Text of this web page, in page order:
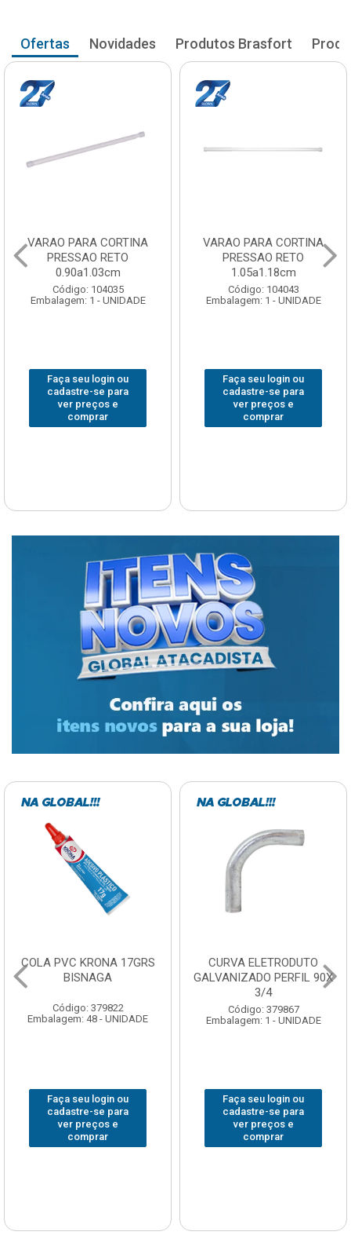
Ofertas Novidades Produtos Brasfort
VARAO PARA CORTINA
PRESSAO RETO
0.90a1.03cm
Código: 104035
Embalagem: 1 - UNIDADE
Faça seu login ou
cadastre-se para
ver preços e
comprar
VARAO PARA CORTINA
PRESSAO RETO
1.05a1.18cm
Código: 104043
Embalagem: 1 - UNIDADE
Faça seu login ou
cadastre-se para
ver preços e
comprar
COLA PVC KRONA 17GRS
BISNAGA
Código: 379822
Embalagem: 48 - UNIDADE
Faça seu login ou
cadastre-se para
ver preços e
comprar
CURVA ELETRODUTO
GALVANIZADO PERFIL 90X
3/4
Código: 379867
Embalagem: 1 - UNIDADE
Faça seu login ou
cadastre-se para
ver preços e
comprar